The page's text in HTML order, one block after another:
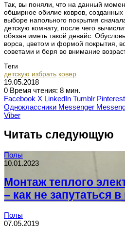
Так, вы поняли, что на данный
обширное обилие ковров, созданных
выборе напольного покрытия
детскую комнату, после чего
обязан иметь такой девайс.
ворса, цветом и формой покрытия,
советами и беря во внимание
Теги
детскую избрать ковер
19.05.2018
0 Время чтения: 8 мин.
Facebook X LinkedIn Tumblr Pinterest
Одноклассники Messenger
Viber
Читать следующую
Полы
10.01.2023
Монтаж теплого
– как не запутаться
Полы
07.05.2019